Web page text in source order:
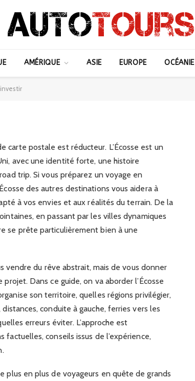
AMÉRIQUE ASIE EUROPE OCÉANIE
carte postale est réducteur. L’Écosse est un
avec une identité forte, une histoire
trip. Si vous préparez un voyage en
des autres destinations vous aidera à
à vos envies et aux réalités du terrain. De la
en passant par les villes dynamiques
se prête particulièrement bien à une
vendre du rêve abstrait, mais de vous donner
Dans ce guide, on va aborder l’Écosse
son territoire, quelles régions privilégier,
conduite à gauche, ferries vers les
erreurs éviter. L’approche est
conseils issus de l’expérience,
plus en plus de voyageurs en quête de grands